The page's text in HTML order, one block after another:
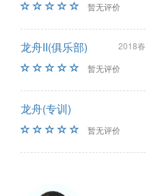
暂无评价
龙舟II(俱乐部)
2018
暂无评价
龙舟(专训)
暂无评价